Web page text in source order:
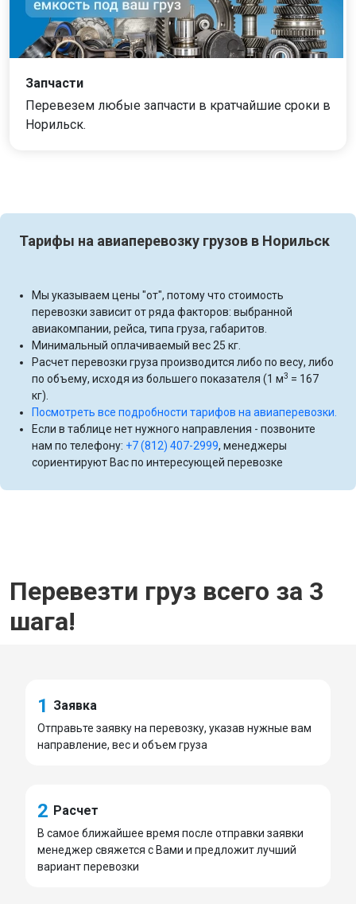
Запчасти
Перевезем любые запчасти в кратчайшие сроки в
Норильск.
Тарифы на авиаперевозку грузов в Норильск
Мы указываем цены "от", потому что стоимость
перевозки зависит от ряда факторов: выбранной
авиакомпании, рейса, типа груза, габаритов.
Минимальный оплачиваемый вес 25 кг.
Расчет перевозки груза производится либо по весу, либо
по объему, исходя из большего показателя (1 м3 = 167
кг).
Посмотреть все подробности тарифов на авиаперевозки.
Если в таблице нет нужного направления - позвоните
нам по телефону: +7 (812) 407-2999, менеджеры
сориентируют Вас по интересующей перевозке
Перевезти груз всего за 3
шага!
1 Заявка
Отправьте заявку на перевозку, указав нужные вам
направление, вес и объем груза
2 Расчет
В самое ближайшее время после отправки заявки
менеджер свяжется с Вами и предложит лучший
вариант перевозки